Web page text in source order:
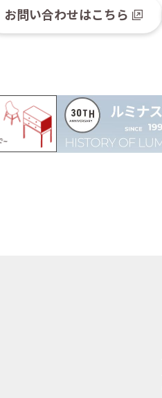
お問い合わせはこちら